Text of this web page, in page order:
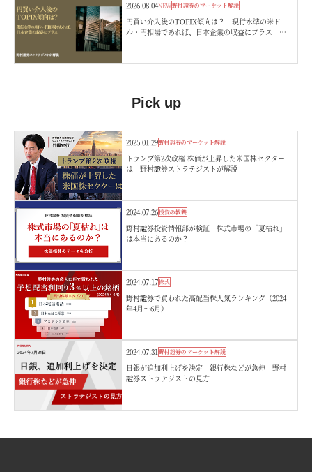
2026.08.04NEW野村證券のマーケット解説
円買い介入後のTOPIX傾向は？ 現行水準の米ド
ル・円相場であれば、日本企業の収益にプラス 野
Pick up
2025.01.29野村證券のマーケット解説
トランプ第2次政権 株価が上昇した米国株セクター
は 野村證券ストラテジストが解説
2024.07.26投資の教養
野村證券投資情報部が検証 株式市場の「夏枯れ」
は本当にあるのか？
2024.07.17株式
野村證券で買われた高配当株人気ランキング（2024
年4月～6月）
2024.07.31野村證券のマーケット解説
日銀が追加利上げを決定 銀行株などが急伸 野村
證券ストラテジストの見方